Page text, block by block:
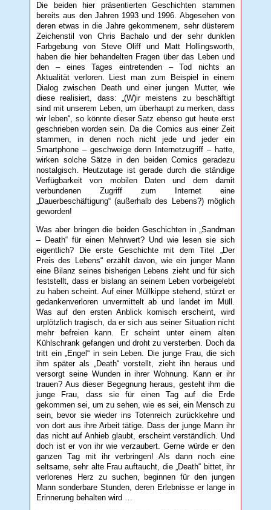
Die beiden hier präsentierten Geschichten stammen
bereits aus den Jahren 1993 und 1996. Abgesehen von
deren etwas in die Jahre gekommenem, sehr düsterem
Zeichenstil von Chris Bachalo und der sehr dunklen
Farbgebung von Steve Oliff und Matt Hollingsworth,
haben die hier behandelten Fragen über das Leben und
den – eines Tages eintretenden – Tod nichts an
Aktualität verloren. Liest man zum Beispiel in einem
Dialog zwischen Death und einer jungen Mutter, wie
diese realisiert, dass: „(W)ir meistens zu beschäftigt
sind mit unserem Leben, um überhaupt zu merken, dass
wir leben“, so könnte dieser Satz ebenso gut heute erst
geschrieben worden sein. Da die Comics aus einer Zeit
stammen, in denen noch nicht jede und jeder ein
Smartphone – geschweige denn Internetzugriff – hatte,
wirken solche Sätze in den beiden Comics geradezu
nostalgisch. Heutzutage ist gerade durch die ständige
Verfügbarkeit von mobilen Daten und dem damit
verbundenen Zugriff zum Internet eine
„Dauerbeschäftigung“ (außerhalb des Lebens?) möglich
geworden!
Was aber bringen die beiden Geschichten in „Sandman
– Death“ für einen Mehrwert? Und wie lesen sie sich
eigentlich? Die erste Geschichte mit dem Titel „Der
Preis des Lebens“ erzählt davon, wie ein junger Mann
eine Bilanz seines bisherigen Lebens zieht und für sich
feststellt, dass er bislang an seinem Leben vorbeigelebt
zu haben scheint. Auf einer Müllkippe stehend, stürzt er
gedankenverloren unvermittelt ab und landet im Müll.
Was auf den ersten Anblick komisch erscheint, wird
urplötzlich tragisch, da er sich aus seiner Situation nicht
mehr befreien kann. Er scheint unter einem alten
Kühlschrank gefangen und droht zu versterben. Doch da
tritt ein „Engel“ in sein Leben. Die junge Frau, die sich
ihm später als „Death“ vorstellt, zieht ihn heraus und
versorgt seine Wunden in ihrer Wohnung. Kann er ihr
trauen? Aus dieser Begegnung heraus, gesteht ihm die
junge Frau, dass sie für einen Tag auf die Erde
gekommen sei, um zu sehen, wie es sei, ein Mensch zu
sein, bevor sie wieder ins Totenreich zurückkehre und
von dort aus ihre Arbeit tätige. Dass der junge Mann ihr
das nicht auf Anhieb glaubt, erscheint verständlich. Und
doch ist er von ihr wie verzaubert. Gerne würde er den
ganzen Tag mit ihr verbringen! Als dann noch eine
seltsame, sehr alte Frau auftaucht, die „Death“ bittet, ihr
verlorenes Herz zu suchen, beginnen für den jungen
Mann sonderbare Stunden, deren Erlebnisse er lange in
Erinnerung behalten wird …